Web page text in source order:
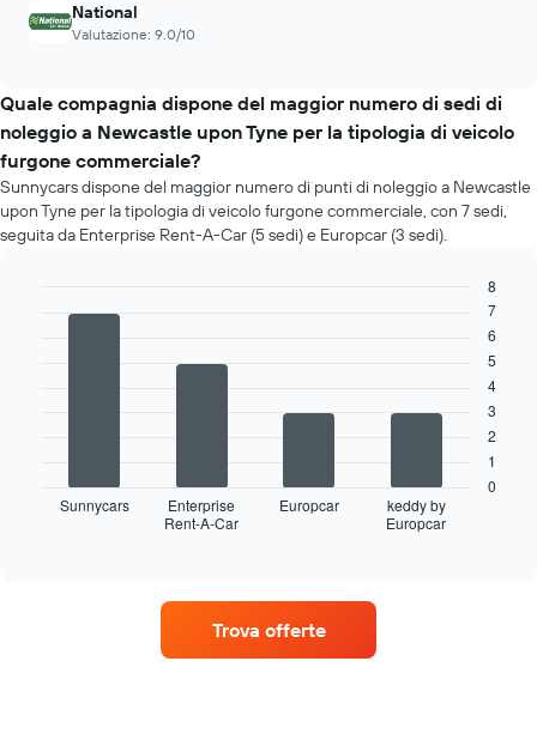
National
Valutazione: 9.0/10
Quale compagnia dispone del maggior numero di sedi di
noleggio a Newcastle upon Tyne per la tipologia di veicolo
furgone commerciale?
Sunnycars dispone del maggior numero di punti di noleggio a Newcastle
upon Tyne per la tipologia di veicolo furgone commerciale, con 7 sedi,
seguita da Enterprise Rent-A-Car (5 sedi) e Europcar (3 sedi).
seguente
mostra
Sunnycars
Enterprise
Rent-A-Car
Europcar
keddy by
Europcar
0
1
2
3
4
5
6
7
8
Trova offerte